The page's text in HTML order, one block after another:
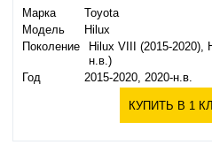
Марка
Toyota
Модель
Hilux
Поколение
Hilux VIII (2015-2020),
н.в.)
Год
2015-2020, 2020-н.в.
КУПИТЬ В 1